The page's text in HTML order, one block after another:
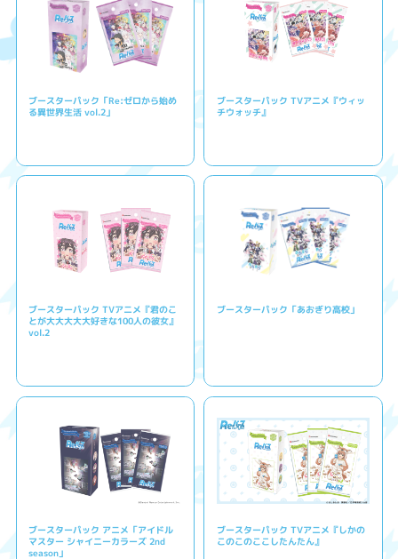
ブースターパック「Re:ゼロから始め
る異世界生活 vol.2」
ブースターパック TVアニメ『ウィッ
チウォッチ』
ブースターパック TVアニメ『君のこ
とが大大大大大好きな100人の彼女』
vol.2
ブースターパック「あおぎり高校」
ブースターパック アニメ「アイドル
マスター シャイニーカラーズ 2nd
season」
ブースターパック TVアニメ『しかの
このこのここしたんたん』